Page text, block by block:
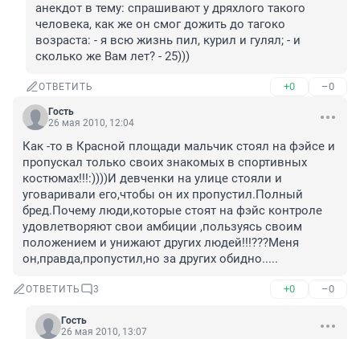
анекдот в тему: спрашивают у дряхлого такого
человека, как же он смог дожить до тагоко
возраста: - я всю жизнь пил, курил и гулял; - и
сколько же Вам лет? - 25)))
ОТВЕТИТЬ +0 –0
Гость
26 мая 2010, 12:04
Как -то в Красной площади мальчик стоял на фэйсе и
пропускал только своих знакомых в спортивных
костюмах!!!:))))И девченки на улице стояли и
уговаривали его,чтобы он их пропустил.Полный
бред.Почему люди,которые стоят на фэйс контроле
удовлетворяют свои амбиции ,пользуясь своим
положением и унижают других людей!!!???Меня
он,правда,пропустил,но за других обидно.....
ОТВЕТИТЬ 3 +0 –0
Гость
26 мая 2010, 13:07